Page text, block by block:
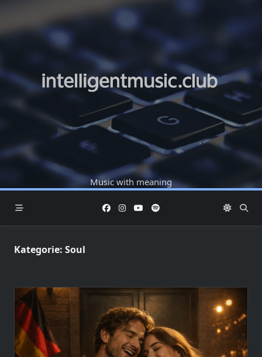
content
Music with meaning
Kategorie: Soul